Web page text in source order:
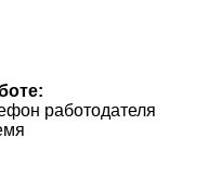
работодателя